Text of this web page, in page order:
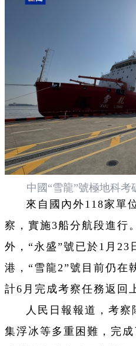
中國“雪龍”號極地科
來自國內外118家單
察，實施3船分航段進行
外，“永盛”號已於1月23
港，“雪龍2”號目前仍在
計6月完成考察任務返回
人民日報報道，考
集浮冰等多重困難，完